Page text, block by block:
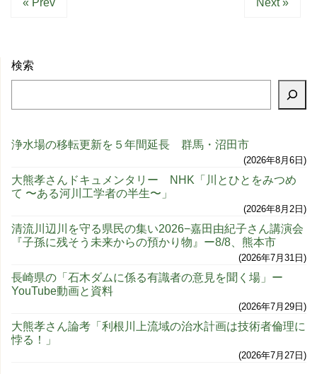
検索
浄水場の移転更新を５年間延長 群馬・沼田市
2026年8月6日
大熊孝さんドキュメンタリー NHK「川とひとをみつめ
て 〜ある河川工学者の半生〜」
2026年8月2日
清流川辺川を守る県民の集い2026−嘉田由紀子さん講演会
『子孫に残そう未来からの預かり物』ー8/8、熊本市
2026年7月31日
長崎県の「石木ダムに係る有識者の意見を聞く場」ー
YouTube動画と資料
2026年7月29日
大熊孝さん論考「利根川上流域の治水計画は技術者倫理に
悖る！」
2026年7月27日